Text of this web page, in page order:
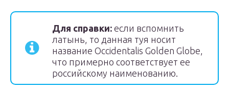
Для справки: если вспомнить
латынь, то данная туя носит
название Occidentalis Golden Globe,
что примерно соответствует ее
российскому наименованию.